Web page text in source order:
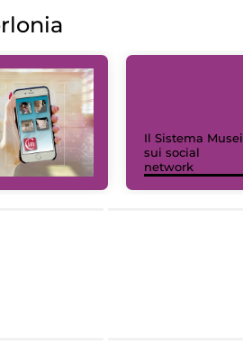
Il Sistema Musei
sui social
network